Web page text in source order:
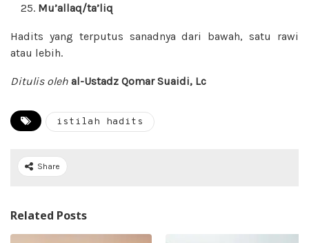
Mu’allaq/ta’liq
Hadits yang terputus sanadnya dari bawah, satu rawi
atau lebih.
Ditulis oleh al-Ustadz Qomar Suaidi, Lc
istilah hadits
Share
Related Posts